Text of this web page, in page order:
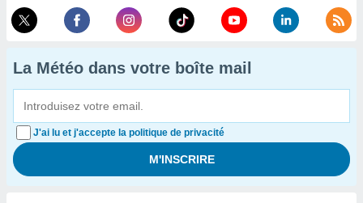
La Météo dans votre boîte mail
J'ai lu et j'accepte la politique de privacité